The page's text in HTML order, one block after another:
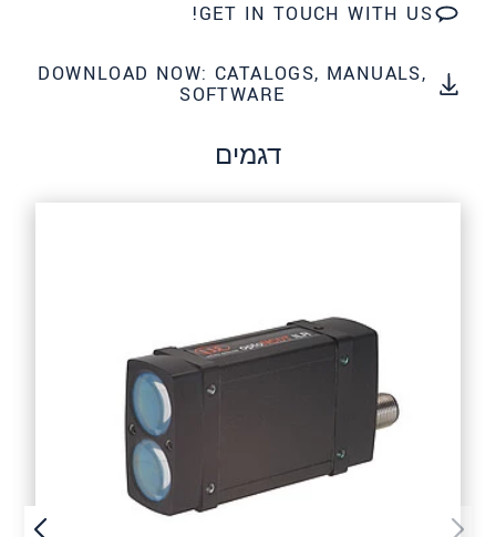
GET IN TOUCH WITH US!
DOWNLOAD NOW: CATALOGS, MANUALS,
SOFTWARE
דגמים
אנו מתייחסים למידע בחסיון רב. אנא קרא את
הצהרת הפרטיות שלנו (באנגלית).